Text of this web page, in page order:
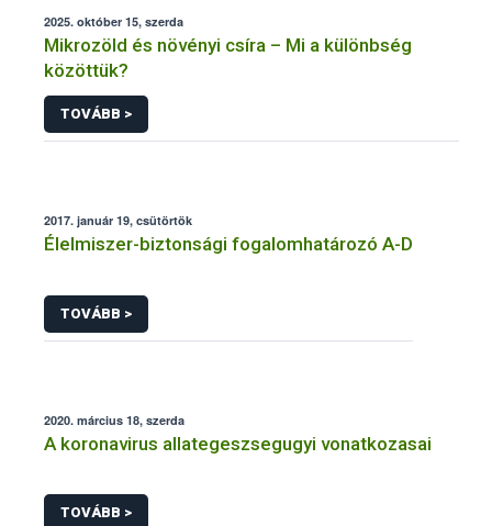
2025. október 15, szerda
Mikrozöld és növényi csíra – Mi a különbség
közöttük?
TOVÁBB >
2017. január 19, csütörtök
Élelmiszer-biztonsági fogalomhatározó A-D
TOVÁBB >
2020. március 18, szerda
A koronavirus allategeszsegugyi vonatkozasai
TOVÁBB >